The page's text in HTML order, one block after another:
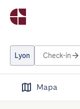
Lyon Check-in
Mapa